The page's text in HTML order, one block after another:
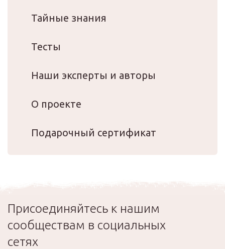
Тайные знания
Тесты
Наши эксперты и авторы
О проекте
Подарочный сертификат
Присоединяйтесь к нашим
сообществам в социальных
сетях